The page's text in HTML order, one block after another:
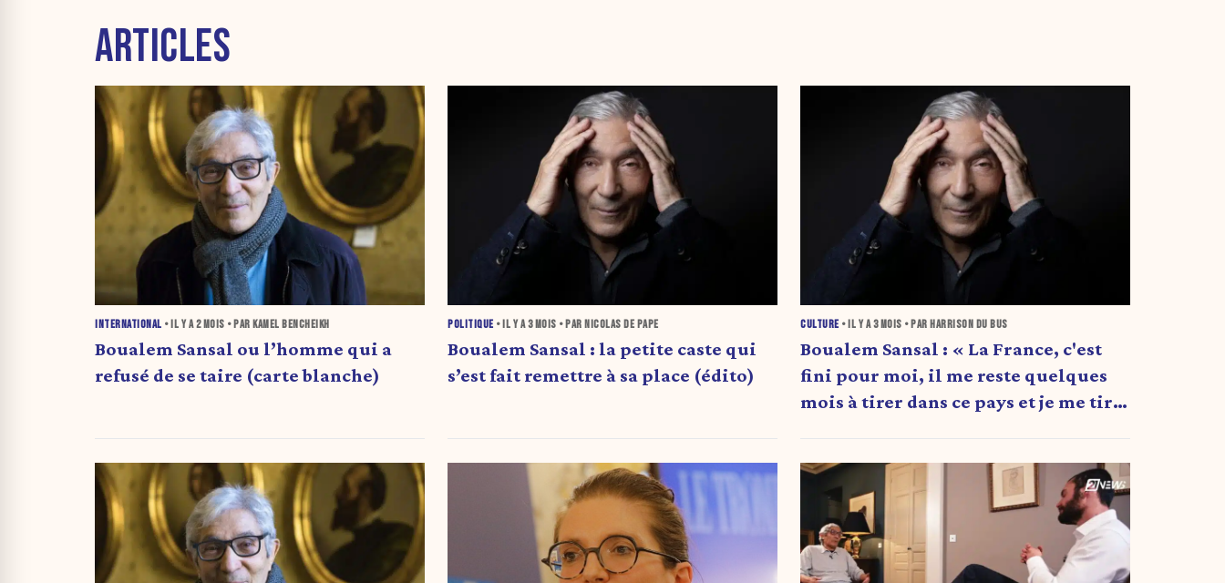
ARTICLES
INTERNATIONAL • IL Y A2 MOIS • PAR KAMEL BENCHEIKH
Boualem Sansal ou l’homme qui a
refusé de se taire (carte blanche)
POLITIQUE • IL Y A3 MOIS • PAR NICOLAS DE PAPE
Boualem Sansal : la petite caste qui
s’est fait remettre à sa place (édito)
CULTURE • IL Y A3 MOIS • PAR HARRISON DU BUS
Boualem Sansal : « La France, c'est
fini pour moi, il me reste quelques
mois à tirer dans ce pays et je me tire.